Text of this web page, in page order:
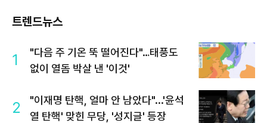
트렌드뉴스
1
"다음 주 기온 뚝 떨어진다"…태풍도
없이 열돔 박살 낸 '이것'
2
"이재명 탄핵, 얼마 안 남았다"...'윤석
열 탄핵' 맞힌 무당, '성지글' 등장